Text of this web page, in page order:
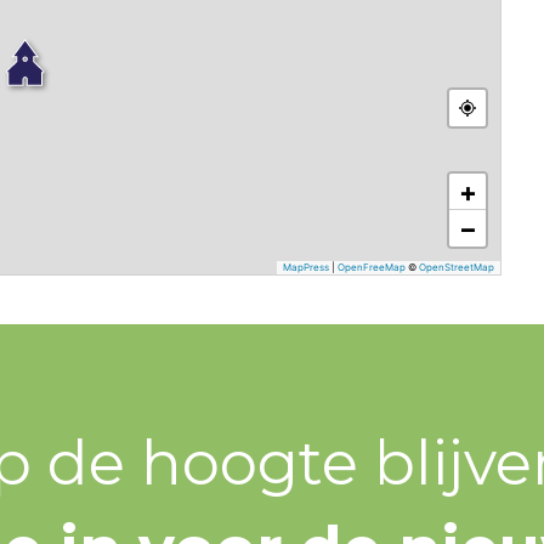
+
−
MapPress OpenFreeMap ©OpenStreetMap
de hoogte